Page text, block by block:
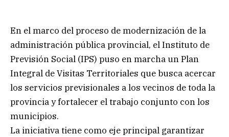
En el marco del proceso de modernización de la
administración pública provincial, el Instituto de
Previsión Social (IPS) puso en marcha un Plan
Integral de Visitas Territoriales que busca acercar
los servicios previsionales a los vecinos de toda la
provincia y fortalecer el trabajo conjunto con los
municipios.
La iniciativa tiene como eje principal garantizar